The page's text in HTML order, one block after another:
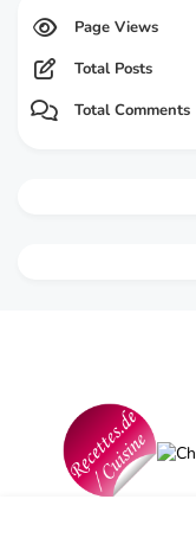
Total Posts
Total Comments